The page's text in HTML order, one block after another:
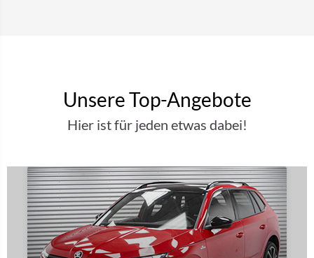
Unsere Top-Angebote
Hier ist für jeden etwas dabei!